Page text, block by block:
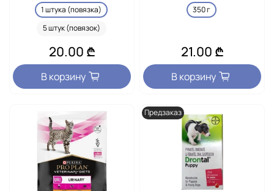
1 штука (повязка)
5 штук (повязок)
20.00 ₾
В корзину
350 г
21.00 ₾
В корзину
Предзаказ